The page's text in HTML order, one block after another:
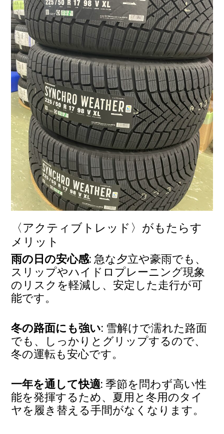
〈アクティブトレッド〉がもたらす
メリット
雨の日の安心感: 急な夕立や豪雨でも、
スリップやハイドロプレーニング現象
のリスクを軽減し、安定した走行が可
能です。
冬の路面にも強い: 雪解けで濡れた路面
でも、しっかりとグリップするので、
冬の運転も安心です。
一年を通して快適: 季節を問わず高い性
能を発揮するため、夏用と冬用のタイ
ヤを履き替える手間がなくなります。